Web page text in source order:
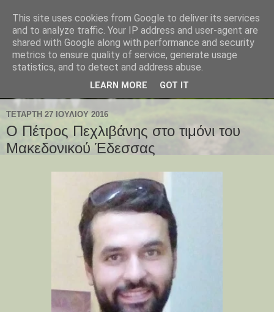
ΤΕΤΆΡΤΗ 27 ΙΟΥΛΊΟΥ 2016
Ο Πέτρος Πεχλιβάνης στο τιμόνι του
Μακεδονικού Έδεσσας
This site uses cookies from Google to deliver its services
and to analyze traffic. Your IP address and user-agent are
shared with Google along with performance and security
metrics to ensure quality of service, generate usage
statistics, and to detect and address abuse.
LEARN MORE GOT IT